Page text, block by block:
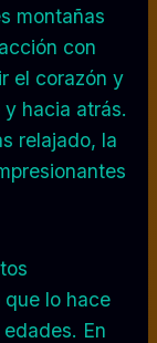
montañas
con
el corazón y
hacia atrás.
relajado, la
lo hace
En